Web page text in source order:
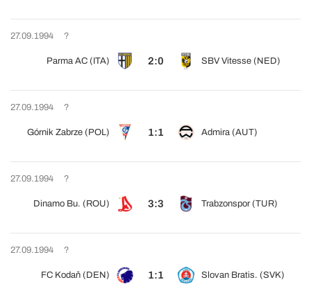
27.09.1994 ?
Parma AC (ITA) 2:0 SBV Vitesse (NED)
27.09.1994 ?
Górnik Zabrze (POL) 1:1 Admira (AUT)
27.09.1994 ?
Dinamo Bu. (ROU) 3:3 Trabzonspor (TUR)
27.09.1994 ?
FC Kodaň (DEN) 1:1 Slovan Bratis. (SVK)